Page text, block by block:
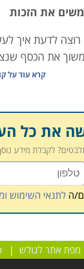
את הזכות
לדעת איך
את הכסף
לקנות
השכלה
למשוך את
קרא עוד על
את כל
לקבלת מידע
הלתנאי השימוש
מפת אתר לגולש |